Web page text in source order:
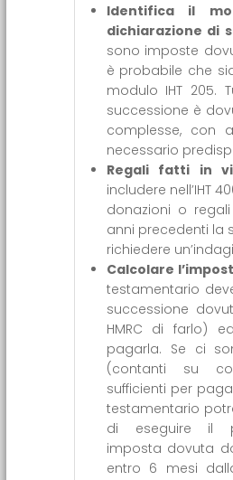
Identifica il
dichiarazione di
sono imposte
è probabile che
modulo IHT 205.
successione è
complesse, con
necessario
Regali fatti in
includere nell’IHT
donazioni o
anni precedenti la
richiedere
Calcolare
testamentario
successione
HMRC di farlo)
pagarla. Se ci
(contanti su
sufficienti per
testamentario
di eseguire il
imposta dovuta
entro 6 mesi